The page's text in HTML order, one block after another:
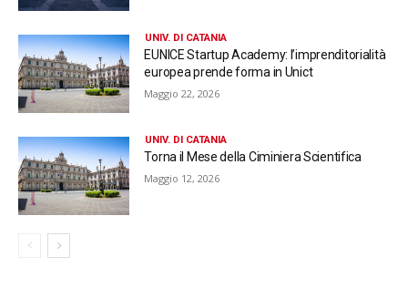
UNIV. DI CATANIA
EUNICE Startup Academy: l’imprenditorialità
europea prende forma in Unict
Maggio 22, 2026
UNIV. DI CATANIA
Torna il Mese della Ciminiera Scientifica
Maggio 12, 2026